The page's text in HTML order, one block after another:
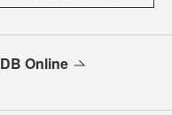
DB Online